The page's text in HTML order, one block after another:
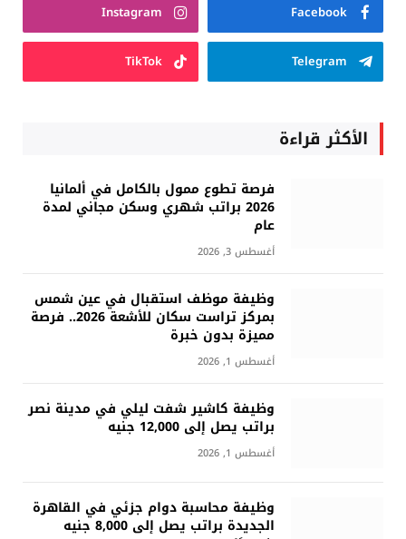
Facebook
Instagram
Telegram
TikTok
الأكثر قراءة
فرصة تطوع ممول بالكامل في ألمانيا
2026 براتب شهري وسكن مجاني لمدة
عام
أغسطس 3, 2026
وظيفة موظف استقبال في عين شمس
بمركز تراست سكان للأشعة 2026.. فرصة
مميزة بدون خبرة
أغسطس 1, 2026
وظيفة كاشير شفت ليلي في مدينة نصر
براتب يصل إلى 12,000 جنيه
أغسطس 1, 2026
وظيفة محاسبة دوام جزئي في القاهرة
الجديدة براتب يصل إلى 8,000 جنيه